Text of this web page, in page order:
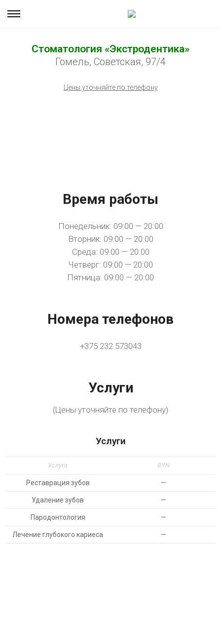
Стоматология «Экстродентика»
Гомель, Советская, 97/4
Цены уточняйте по телефону
Время работы
Понедельник: 09:00 — 20:00
Вторник: 09:00 — 20:00
Среда: 09:00 — 20:00
Четверг: 09:00 — 20:00
Пятница: 09:00 — 20:00
Номера телефонов
+375 232 573043
Услуги
(Цены уточняйте по телефону)
Услуги
Услуга BYN
Реставрация зубов —
Удаление зубов —
Пародонтология —
Лечение глубокого кариеса —